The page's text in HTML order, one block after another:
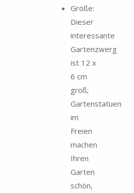
Größe:
Dieser
interessante
Gartenzwerg
ist 12 x
6 cm
groß;
Gartenstatuen
im
Freien
machen
Ihren
Garten
schön,